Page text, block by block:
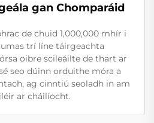
gan Chomparáid
de chuid 1,000,000 mhír i
trí líne táirgeachta
oibre scileáilte de thart ar
seo dúinn orduithe móra a
ag cinntiú seoladh in am
ar cháilíocht.